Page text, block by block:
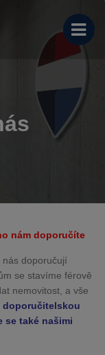
nám doporučíte
nás doporučují
se stavíme férově
nemovitost, a vše
doporučitelskou
se také našimi